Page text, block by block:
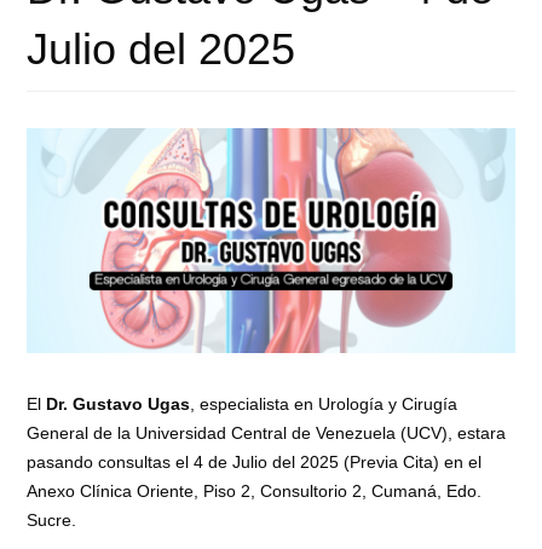
Julio del 2025
El Dr. Gustavo Ugas , especialista en Urología y Cirugía
General de la Universidad Central de Venezuela (UCV), estara
pasando consultas el 4 de Julio del 2025 (Previa Cita) en el
Anexo Clínica Oriente, Piso 2, Consultorio 2, Cumaná, Edo.
Sucre.